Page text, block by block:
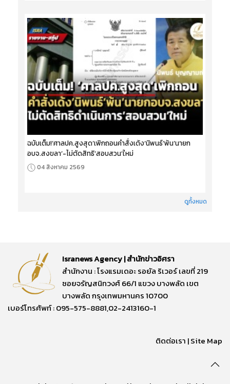
ฉบับเต็ม!‘ศาลปค.สูงสุด’เพิกถอนคำสั่งเด้ง‘นิพนธ์’พ้น‘นายก
อบจ.สงขลา’-ไม่ตัดสิทธิ‘สอบสวน’ใหม่
04 สิงหาคม 2569
ดูทั้งหมด
Isranews Agency | สำนักข่าวอิศรา
สำนักงาน : โรงแรมเดอะ รอยัล ริเวอร์ เลขที่ 219
ซอยจรัญสนิทวงศ์ 66/1 แขวง บางพลัด เขต
บางพลัด กรุงเทพมหานคร 10700
เบอร์โทรศัพท์ : 095-575-8881,02-2413160-1
ติดต่อเรา |Site Map